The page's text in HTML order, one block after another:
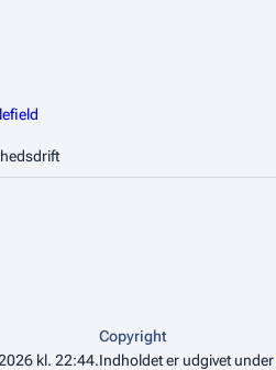
kl. 22:44.
Copyright
Indholdet er udgivet under